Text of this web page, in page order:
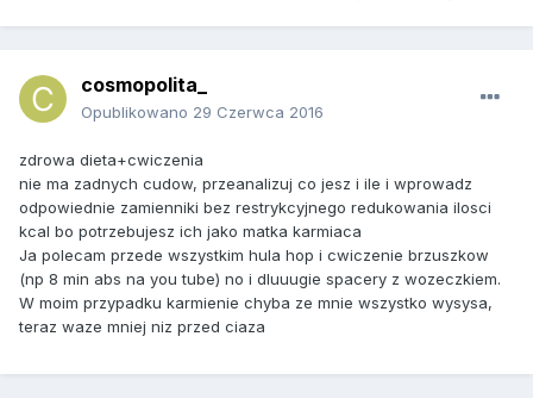
cosmopolita_
Opublikowano 29 Czerwca 2016
zdrowa dieta+cwiczenia
nie ma zadnych cudow, przeanalizuj co jesz i ile i wprowadz
odpowiednie zamienniki bez restrykcyjnego redukowania ilosci
kcal bo potrzebujesz ich jako matka karmiaca
Ja polecam przede wszystkim hula hop i cwiczenie brzuszkow
(np 8 min abs na you tube) no i dluuugie spacery z wozeczkiem.
W moim przypadku karmienie chyba ze mnie wszystko wysysa,
teraz waze mniej niz przed ciaza